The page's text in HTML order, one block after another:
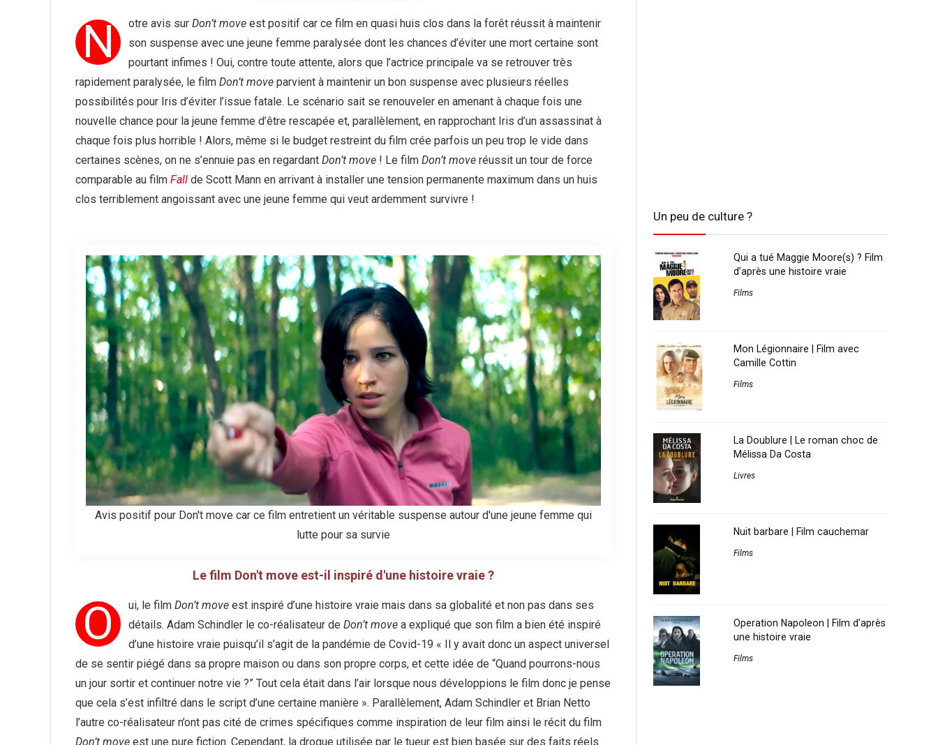
N otre avis sur Don’t move est positif car ce film en quasi huis clos dans la forêt réussit à maintenir
son suspense avec une jeune femme paralysée dont les chances d’éviter une mort certaine sont
pourtant infimes ! Oui, contre toute attente, alors que l’actrice principale va se retrouver très
rapidement paralysée, le film Don’t move parvient à maintenir un bon suspense avec plusieurs réelles
possibilités pour Iris d’éviter l’issue fatale. Le scénario sait se renouveler en amenant à chaque fois une
nouvelle chance pour la jeune femme d’être rescapée et, parallèlement, en rapprochant Iris d’un assassinat à
chaque fois plus horrible ! Alors, même si le budget restreint du film crée parfois un peu trop le vide dans
certaines scènes, on ne s’ennuie pas en regardant Don’t move ! Le film Don’t move réussit un tour de force
comparable au film Fall de Scott Mann en arrivant à installer une tension permanente maximum dans un huis
clos terriblement angoissant avec une jeune femme qui veut ardemment survivre !
Avis positif pour Don't move car ce film entretient un véritable suspense autour d'une jeune femme qui
lutte pour sa survie
Le film Don't move est-il inspiré d'une histoire vraie ?
O ui, le film Don’t move est inspiré d’une histoire vraie mais dans sa globalité et non pas dans ses
détails. Adam Schindler le co-réalisateur de Don’t move a expliqué que son film a bien été inspiré
d’une histoire vraie puisqu’il s’agit de la pandémie de Covid-19 « Il y avait donc un aspect universel
de se sentir piégé dans sa propre maison ou dans son propre corps, et cette idée de “Quand pourrons-nous
un jour sortir et continuer notre vie ?” Tout cela était dans l’air lorsque nous développions le film donc je pense
que cela s’est infiltré dans le script d’une certaine manière ». Parallèlement, Adam Schindler et Brian Netto
l’autre co-réalisateur n’ont pas cité de crimes spécifiques comme inspiration de leur film ainsi le récit du film
Don’t move est une pure fiction. Cependant, la drogue utilisée par le tueur est bien basée sur des faits réels
Un peu de culture ?
Qui a tué Maggie Moore(s) ? Film
d’après une histoire vraie
Films
Mon Légionnaire | Film avec
Camille Cottin
Films
La Doublure | Le roman choc de
Mélissa Da Costa
Livres
Nuit barbare | Film cauchemar
Films
Operation Napoleon | Film d’après
une histoire vraie
Films